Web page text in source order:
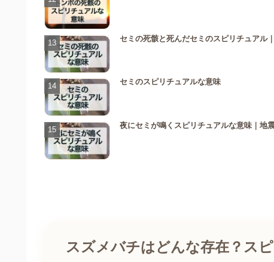
セミの死骸と死んだセミのスピリチュアル
セミのスピリチュアルな意味
夜にセミが鳴くスピリチュアルな意味｜地
スズメバチはどんな存在？ス